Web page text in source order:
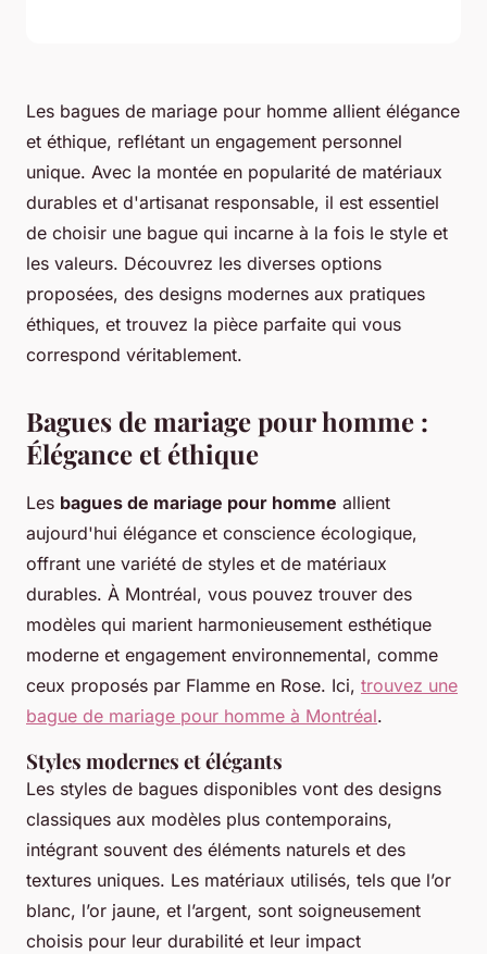
Les bagues de mariage pour homme allient élégance
et éthique, reflétant un engagement personnel
unique. Avec la montée en popularité de matériaux
durables et d'artisanat responsable, il est essentiel
de choisir une bague qui incarne à la fois le style et
les valeurs. Découvrez les diverses options
proposées, des designs modernes aux pratiques
éthiques, et trouvez la pièce parfaite qui vous
correspond véritablement.
Bagues de mariage pour homme :
Élégance et éthique
Les bagues de mariage pour homme allient
aujourd'hui élégance et conscience écologique,
offrant une variété de styles et de matériaux
durables. À Montréal, vous pouvez trouver des
modèles qui marient harmonieusement esthétique
moderne et engagement environnemental, comme
ceux proposés par Flamme en Rose. Ici, trouvez une
bague de mariage pour homme à Montréal.
Styles modernes et élégants
Les styles de bagues disponibles vont des designs
classiques aux modèles plus contemporains,
intégrant souvent des éléments naturels et des
textures uniques. Les matériaux utilisés, tels que l’or
blanc, l’or jaune, et l’argent, sont soigneusement
choisis pour leur durabilité et leur impact